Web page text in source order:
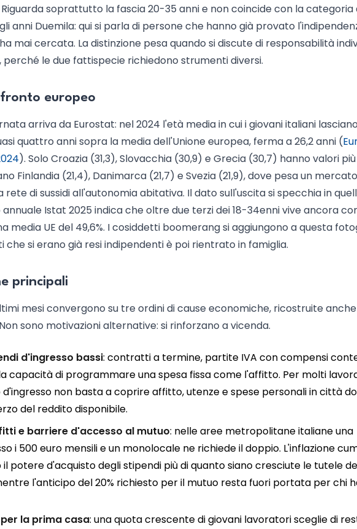
soprattutto la fascia 20-35 anni e non coincide con la categoria
anni Duemila: qui si parla di persone che hanno già provato
mai cercata. La distinzione pesa quando si discute di responsabilità
le due fattispecie richiedono strumenti diversi.
europeo
arriva da Eurostat: nel 2024 l'età media in cui i giovani italiani
quattro anni sopra la media dell'Unione europea, ferma a 26,2 anni (
). Solo Croazia (31,3), Slovacchia (30,9) e Grecia (30,7) hanno valori
Finlandia (21,4), Danimarca (21,7) e Svezia (21,9), dove pesa un
rete di sussidi all'autonomia abitativa. Il dato sull'uscita si specchia in
Istat 2025 indica che oltre due terzi dei 18-34enni vive ancora
media UE del 49,6%. I cosiddetti boomerang si aggiungono a questa
che si erano già resi indipendenti è poi rientrato in famiglia.
principali
mesi convergono su tre ordini di cause economiche, ricostruite
sono motivazioni alternative: si rinforzano a vicenda.
d'ingresso bassi: contratti a termine, partite IVA con compensi
capacità di programmare una spesa fissa come l'affitto. Per molti
non basta a coprire affitto, utenze e spese personali in città
del reddito disponibile.
e barriere d'accesso al mutuo: nelle aree metropolitane italiane una
i 500 euro mensili e un monolocale ne richiede il doppio. L'inflazione
il potere d'acquisto degli stipendi più di quanto siano cresciute le tutele
l'anticipo del 20% richiesto per il mutuo resta fuori portata per chi
la prima casa: una quota crescente di giovani lavoratori sceglie di